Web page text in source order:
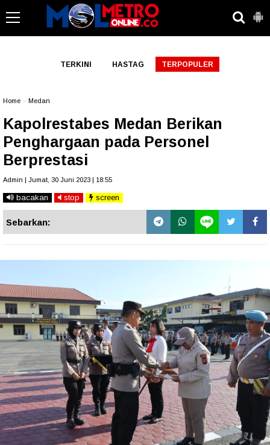
TERKINI HASTAG TERPOPULER
Home Medan
Kapolrestabes Medan Berikan
Penghargaan pada Personel
Berprestasi
Admin | Jumat, 30 Juni 2023 | 18:55
bacakan stop screen
Sebarkan: